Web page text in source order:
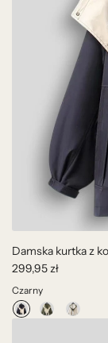
Damska kurtka z
299,95 zł
Czarny